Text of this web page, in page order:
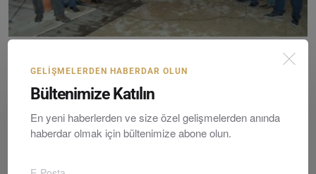
Projeler Muhtarların ve Halkın Onayına Sunulacak
EditörMonday, March 4, 2019 0
Seçim çalışmalarını aralıksız sürdüren İYİ Parti Bodrum Belediye
GELIŞMELERDEN HABERDAR OLUN
Bültenimize Katılın
En yeni haberlerden ve size özel gelişmelerden anında
haberdar olmak için bültenimize abone olun.